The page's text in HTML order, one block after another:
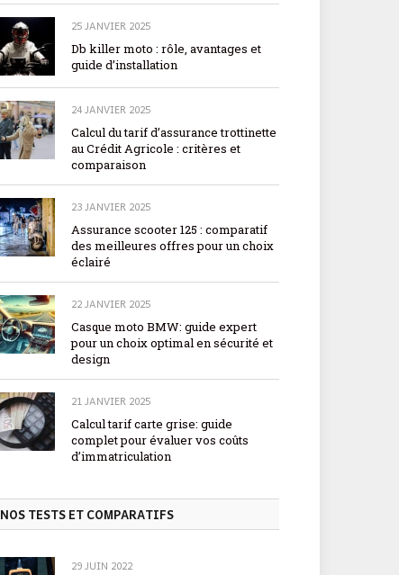
25 JANVIER 2025
Db killer moto : rôle, avantages et
guide d’installation
24 JANVIER 2025
Calcul du tarif d’assurance trottinette
au Crédit Agricole : critères et
comparaison
23 JANVIER 2025
Assurance scooter 125 : comparatif
des meilleures offres pour un choix
éclairé
22 JANVIER 2025
Casque moto BMW: guide expert
pour un choix optimal en sécurité et
design
21 JANVIER 2025
Calcul tarif carte grise: guide
complet pour évaluer vos coûts
d’immatriculation
NOS TESTS ET COMPARATIFS
29 JUIN 2022